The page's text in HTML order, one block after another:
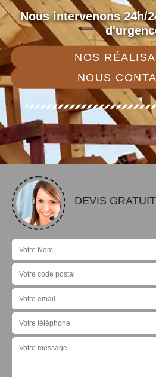
Nous intervenons 24h/
NOS
NOUS
DEVIS GRATUIT